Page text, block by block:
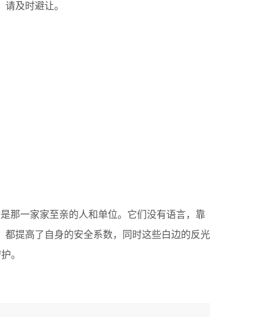
及时避让。
一家家至亲的人和单位。它们没有语言，靠
提高了自身的安全系数，同时这些白边的反光
。